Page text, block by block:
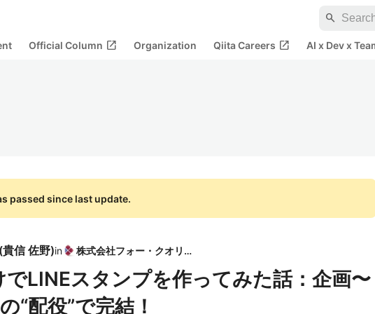
search
Official Column open_in_new Organization Qiita Careers open_in_new AI x Dev x
passed since last update.
(貴信 佐野)in 株式会社フォー・クオリア
LINEスタンプを作ってみた話：企画〜
“配役”で完結！